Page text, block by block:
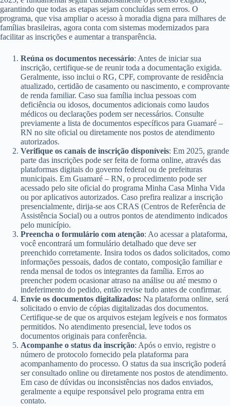
garantindo que todas as etapas sejam concluídas sem erros. O
programa, que visa ampliar o acesso à moradia digna para milhares de
famílias brasileiras, agora conta com sistemas modernizados para
facilitar as inscrições e aumentar a transparência.
Reúna os documentos necessário: Antes de iniciar sua
inscrição, certifique-se de reunir toda a documentação exigida.
Geralmente, isso inclui o RG, CPF, comprovante de residência
atualizado, certidão de casamento ou nascimento, e comprovante
de renda familiar. Caso sua família inclua pessoas com
deficiência ou idosos, documentos adicionais como laudos
médicos ou declarações podem ser necessários. Consulte
previamente a lista de documentos específicos para Guamaré –
RN no site oficial ou diretamente nos postos de atendimento
autorizados.
Verifique os canais de inscrição disponíveis: Em 2025, grande
parte das inscrições pode ser feita de forma online, através das
plataformas digitais do governo federal ou de prefeituras
municipais. Em Guamaré – RN, o procedimento pode ser
acessado pelo site oficial do programa Minha Casa Minha Vida
ou por aplicativos autorizados. Caso prefira realizar a inscrição
presencialmente, dirija-se aos CRAS (Centros de Referência de
Assistência Social) ou a outros pontos de atendimento indicados
pelo município.
Preencha o formulário com atenção: Ao acessar a plataforma,
você encontrará um formulário detalhado que deve ser
preenchido corretamente. Insira todos os dados solicitados, como
informações pessoais, dados de contato, composição familiar e
renda mensal de todos os integrantes da família. Erros ao
preencher podem ocasionar atraso na análise ou até mesmo o
indeferimento do pedido, então revise tudo antes de confirmar.
Envie os documentos digitalizados: Na plataforma online, será
solicitado o envio de cópias digitalizadas dos documentos.
Certifique-se de que os arquivos estejam legíveis e nos formatos
permitidos. No atendimento presencial, leve todos os
documentos originais para conferência.
Acompanhe o status da inscrição: Após o envio, registre o
número de protocolo fornecido pela plataforma para
acompanhamento do processo. O status da sua inscrição poderá
ser consultado online ou diretamente nos postos de atendimento.
Em caso de dúvidas ou inconsistências nos dados enviados,
geralmente a equipe responsável pelo programa entra em
contato.